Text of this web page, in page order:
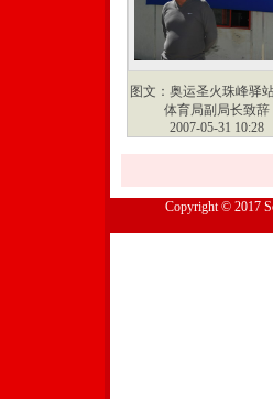
图文：奥运圣火珠峰驿
体育局副局长致辞
2007-05-31 10:28
Copyright © 2017